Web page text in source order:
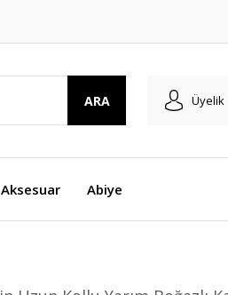
ARA Üyelik
Aksesuar Abiye